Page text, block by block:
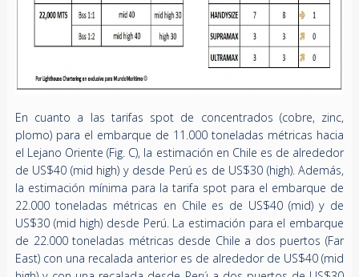
En cuanto a las tarifas spot de concentrados (cobre, zinc,
plomo) para el embarque de 11.000 toneladas métricas hacia
el Lejano Oriente (Fig. C), la estimación en Chile es de alrededor
de US$40 (mid high) y desde Perú es de US$30 (high). Además,
la estimación mínima para la tarifa spot para el embarque de
22.000 toneladas métricas en Chile es de US$40 (mid) y de
US$30 (mid high) desde Perú. La estimación para el embarque
de 22.000 toneladas métricas desde Chile a dos puertos (Far
East) con una recalada anterior es de alrededor de US$40 (mid